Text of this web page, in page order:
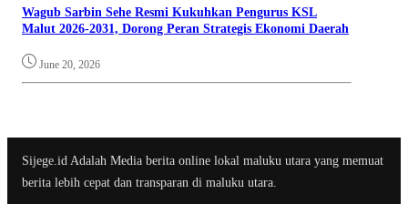
Wagub Sarbin Sehe Resmi Kukuhkan Pengurus KSL
Malut 2026-2031, Dorong Peran Strategis Ekonomi Daerah
June 20, 2026
Sijege.id Adalah Media berita online lokal maluku utara yang memuat
berita lebih cepat dan transparan di maluku utara.